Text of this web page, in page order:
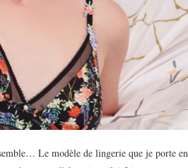
Le modèle de lingerie que je porte en